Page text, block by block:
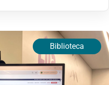
Biblioteca